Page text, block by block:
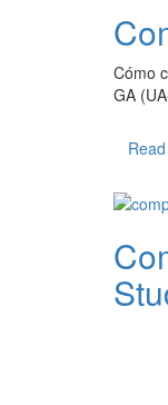
Cómo
GA